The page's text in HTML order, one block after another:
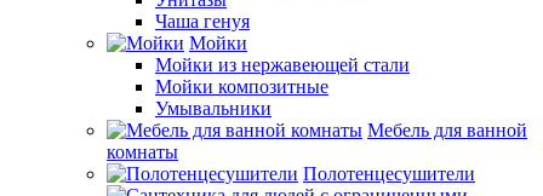
Чаша генуя
Мойки
Мойки из нержавеющей стали
Мойки композитные
Умывальники
Мебель для ванной
комнаты
Полотенцесушители